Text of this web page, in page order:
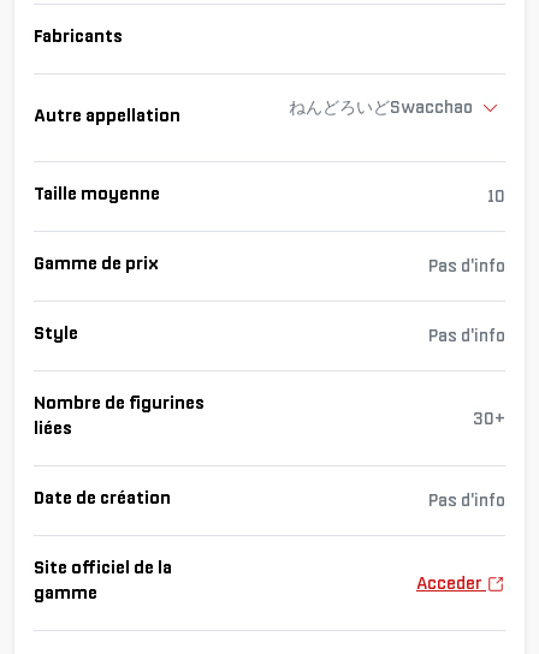
Fabricants
Autre appellation ねんどろいどSwacchao
Taille moyenne 10
Gamme de prix Pas d'info
Style Pas d'info
Nombre de figurines
liées
30+
Date de création Pas d'info
Site officiel de la
gamme
Acceder